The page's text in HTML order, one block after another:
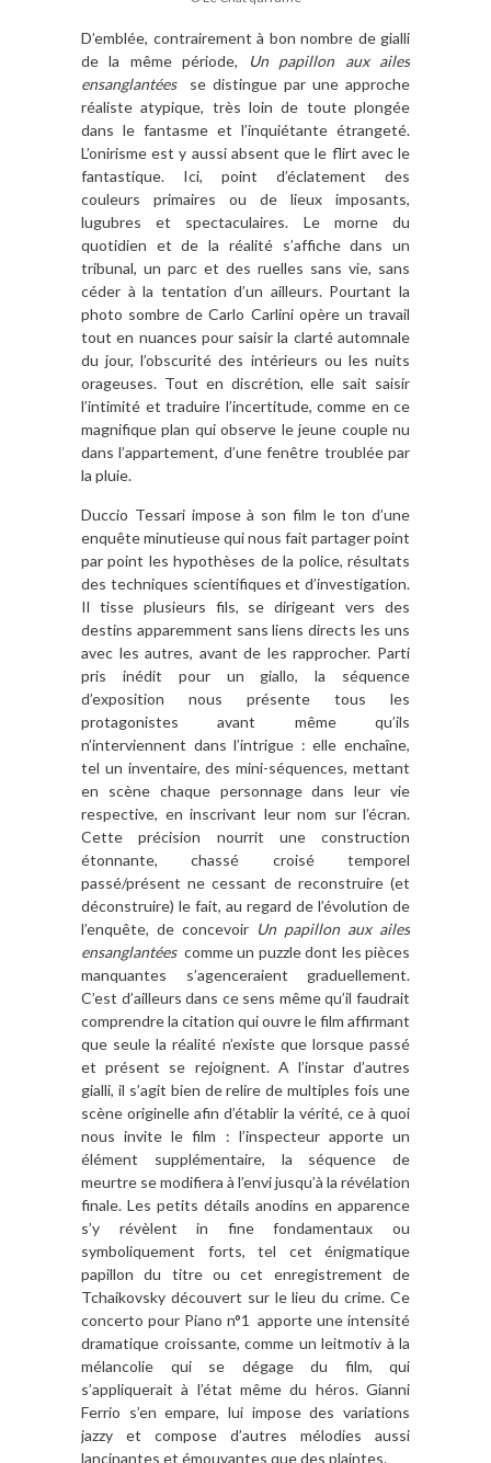
D’emblée, contrairement à bon nombre de gialli
de la même période,
Un papillon aux ailes
ensanglantéesse distingue par une approche
réaliste atypique, très loin de toute plongée
dans le fantasme et l’inquiétante étrangeté.
L’onirisme est y aussi absent que le flirt avec le
fantastique. Ici, point d’éclatement des
couleurs primaires ou de lieux imposants,
lugubres et spectaculaires. Le morne du
quotidien et de la réalité s’affiche dans un
tribunal, un parc et des ruelles sans vie, sans
céder à la tentation d’un ailleurs. Pourtant la
photo sombre de Carlo Carlini opère un travail
tout en nuances pour saisir la clarté automnale
du jour, l’obscurité des intérieurs ou les nuits
orageuses. Tout en discrétion, elle sait saisir
l’intimité et traduire l’incertitude, comme en ce
magnifique plan qui observe le jeune couple nu
dans l’appartement, d’une fenêtre troublée par
la pluie.
Duccio Tessari impose à son film le ton d’une
enquête minutieuse qui nous fait partager point
par point les hypothèses de la police, résultats
des techniques scientifiques et d’investigation.
Il tisse plusieurs fils, se dirigeant vers des
destins apparemment sans liens directs les uns
avec les autres, avant de les rapprocher. Parti
pris inédit pour un giallo, la séquence
d’exposition nous présente tous les
protagonistes avant même qu’ils
n’interviennent dans l’intrigue : elle enchaîne,
tel un inventaire, des mini-séquences, mettant
en scène chaque personnage dans leur vie
respective, en inscrivant leur nom sur l’écran.
Cette précision nourrit une construction
étonnante, chassé croisé temporel
passé/présent ne cessant de reconstruire (et
déconstruire) le fait, au regard de l’évolution de
l’enquête, de concevoir Un papillon aux ailes
ensanglantéescomme un puzzle dont les pièces
manquantes s’agenceraient graduellement.
C’est d’ailleurs dans ce sens même qu’il faudrait
comprendre la citation qui ouvre le film affirmant
que seule la réalité n’existe que lorsque passé
et présent se rejoignent. A l’instar d’autres
gialli, il s’agit bien de relire de multiples fois une
scène originelle afin d’établir la vérité, ce à quoi
nous invite le film : l’inspecteur apporte un
élément supplémentaire, la séquence de
meurtre se modifiera à l’envi jusqu’à la révélation
finale. Les petits détails anodins en apparence
s’y révèlent in fine fondamentaux ou
symboliquement forts, tel cet énigmatique
papillon du titre ou cet enregistrement de
Tchaikovsky découvert sur le lieu du crime. Ce
concerto pour Piano n°1 apporte une intensité
dramatique croissante, comme un leitmotiv à la
mélancolie qui se dégage du film, qui
s’appliquerait à l’état même du héros. Gianni
Ferrio s’en empare, lui impose des variations
jazzy et compose d’autres mélodies aussi
lancinantes et émouvantes que des plaintes.